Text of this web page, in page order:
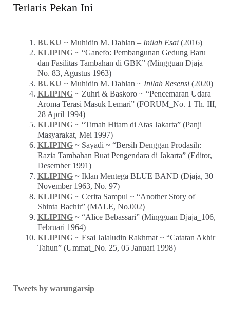
Terlaris Pekan Ini
BUKU ~ Muhidin M. Dahlan – Inilah Esai(2016)
KLIPING~ “Ganefo: Pembangunan Gedung Baru
dan Fasilitas Tambahan di GBK” (Mingguan Djaja
No. 83, Agustus 1963)
BUKU ~ Muhidin M. Dahlan ~ Inilah Resensi(2020)
KLIPING~ Zuhri & Baskoro ~ “Pencemaran Udara
Aroma Terasi Masuk Lemari” (FORUM_No. 1 Th. III,
28 April 1994)
KLIPING~ “Timah Hitam di Atas Jakarta” (Panji
Masyarakat, Mei 1997)
KLIPING~ Sayadi ~ “Bersih Denggan Prodasih:
Razia Tambahan Buat Pengendara di Jakarta” (Editor,
Desember 1991)
KLIPING~ Iklan Mentega BLUE BAND (Djaja, 30
November 1963, No. 97)
KLIPING~ Cerita Sampul ~ “Another Story of
Shinta Bachir” (MALE, No.002)
KLIPING~ “Alice Bebassari” (Mingguan Djaja_106,
Februari 1964)
KLIPING~ Esai Jalaludin Rakhmat ~ “Catatan Akhir
Tahun” (Ummat_No. 25, 05 Januari 1998)
Tweets by warungarsip